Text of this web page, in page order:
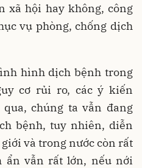
xã hội hay không, công
vụ phòng, chống dịch
hình dịch bệnh trong
cơ rủi ro, các ý kiến
chúng ta vẫn đang
bệnh, tuy nhiên, diễn
và trong nước còn rất
ẩn vẫn rất lớn, nếu nới